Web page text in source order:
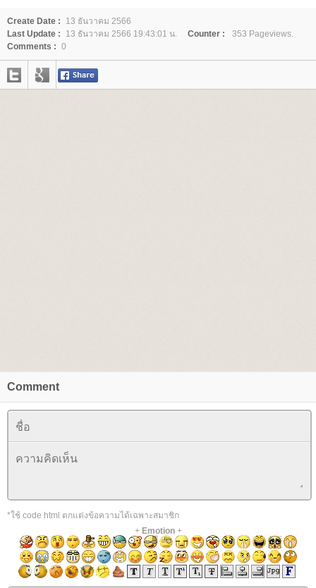
Create Date :
13 ธันวาคม 2566
Last Update :
13 ธันวาคม 2566 19:43:01 น. Counter :
353 Pageviews.
Comments : 0
Comment
*ใช้ code html ตกแต่งข้อความได้เฉพาะสมาชิก
+ Emotion+